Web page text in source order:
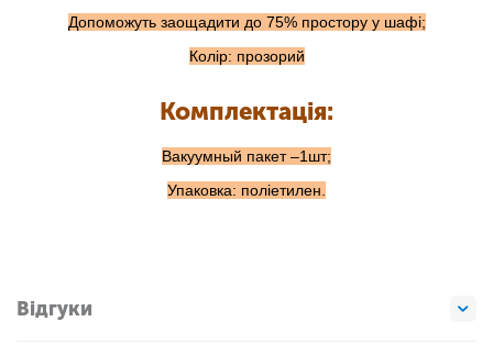
Допоможуть заощадити до 75% простору у шафі;
Колір: прозорий
Комплектація:
Вакуумный пакет –1шт;
Упаковка: поліетилен.
Відгуки